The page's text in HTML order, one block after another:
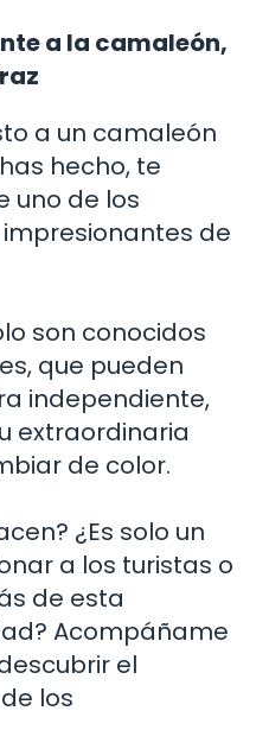
a la camaleón,
a un camaleón
hecho, te
uno de los
de
son conocidos
que pueden
independiente,
extraordinaria
de color.
¿Es solo un
a los turistas o
de esta
Acompáñame
el
los